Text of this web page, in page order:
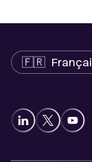
Langue